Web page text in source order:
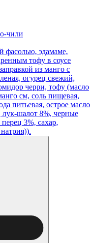
чили
фасолью, эдамаме,
тофу в соусе
из манго с
огурец свежий,
черри, тофу (масло
см, соль пищевая,
питьевая, острое масло
лук-шалот 8%, черные
3%, сахар,